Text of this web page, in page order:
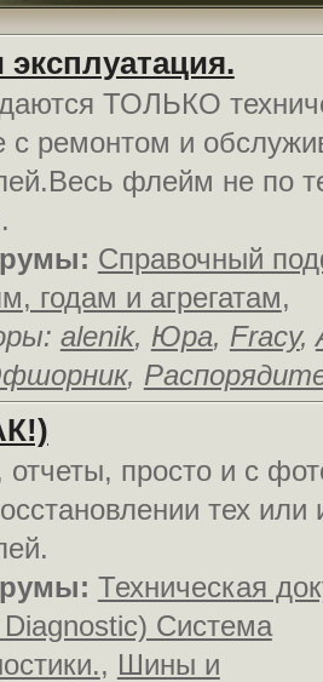
ТОЛЬКО
с ремонтом и
флейм не по
Справочный
годам и агрегатам,
alenik, Юра, Fracy,
,
отчеты, просто и c
тех или
Техническая
Система
, Шины и